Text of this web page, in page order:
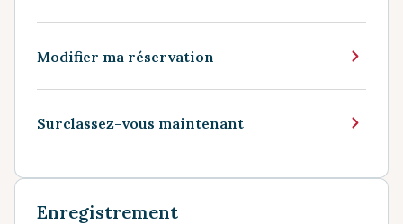
Modifier ma réservation
Surclassez-vous maintenant
Enregistrement